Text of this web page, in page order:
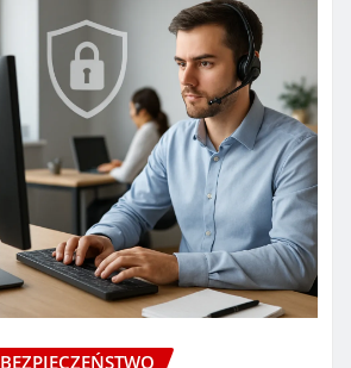
BEZPIECZEŃSTWO